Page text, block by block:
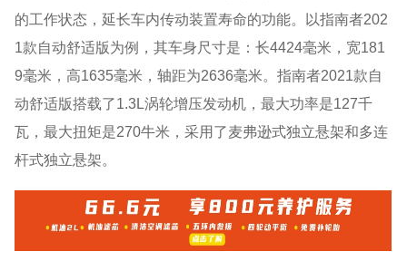
的工作状态，延长车内传动装置寿命的功能。以指南者202
1款自动舒适版为例，其车身尺寸是：长4424毫米，宽181
9毫米，高1635毫米，轴距为2636毫米。指南者2021款自
动舒适版搭载了1.3L涡轮增压发动机，最大功率是127千
瓦，最大扭矩是270牛米，采用了麦弗逊式独立悬架和多连
杆式独立悬架。